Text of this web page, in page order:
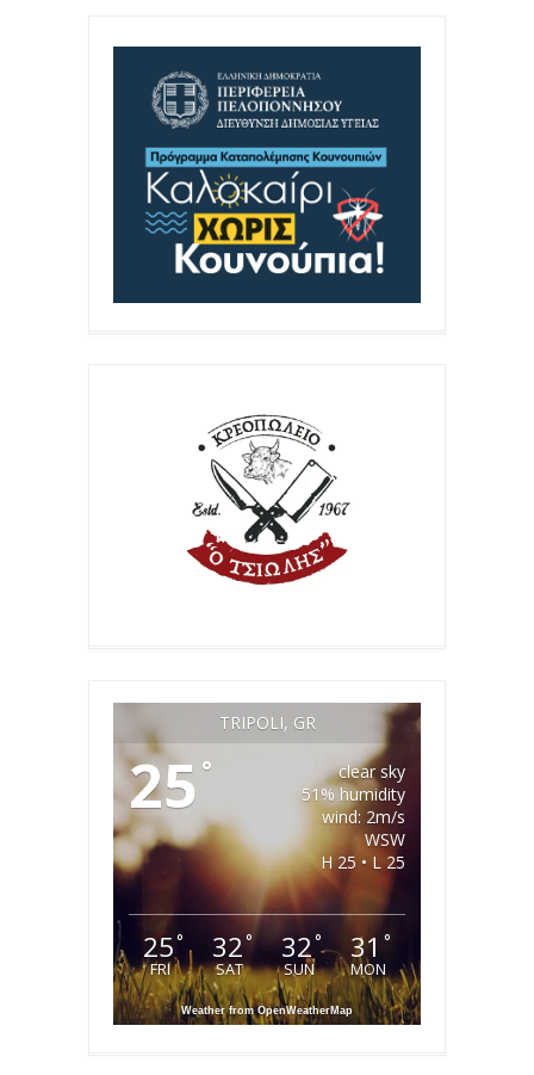
TRIPOLI, GR
25 °
clear sky
51% humidity
wind: 2m/s
WSW
H 25 • L 25
25°
FRI
32°
SAT
32°
SUN
31 °
MON
Weather from OpenWeatherMap